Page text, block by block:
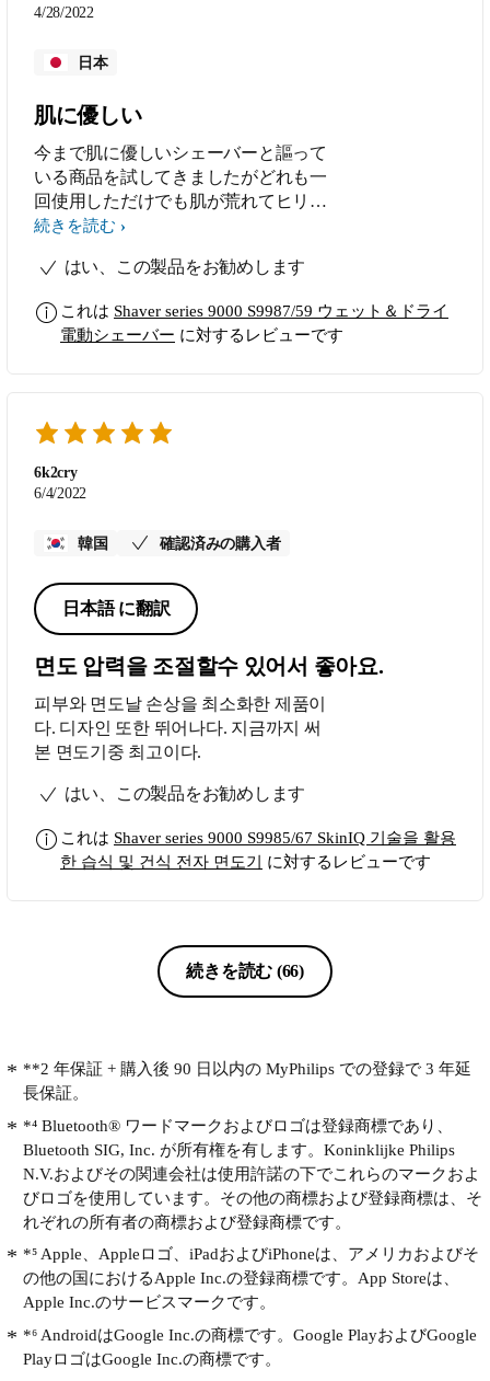
だ商品だが、私も誰かにお勧めした
4/28/2022
日本
肌に優しい
今まで肌に優しいシェーバーと謳って
いる商品を試してきましたがどれも一
回使用しただけでも肌が荒れてヒリヒ
リ。この商品を購入して一回でとても
分の剃り方のアドバイスが受けられと
続きを読む
はい、この製品をお勧めします
これは Shaver series 9000 S9987/59 ウェット＆ドライ
電動シェーバー に対するレビューです
6k2cry
6/4/2022
韓国 確認済みの購入者
日本語 に翻訳
면도 압력을 조절할수 있어서 좋아요.
피부와 면도날 손상을 최소화한 제품이
다. 디자인 또한 뛰어나다. 지금까지 써
본 면도기중 최고이다.
はい、この製品をお勧めします
これは Shaver series 9000 S9985/67 SkinIQ 기술을 활용
한 습식 및 건식 전자 면도기
に対するレビューです
続きを読む (66)
**2 年保証 + 購入後 90 日以内の MyPhilips での登録で 3 年延
長保証。
*⁴ Bluetooth® ワードマークおよびロゴは登録商標であり、
Bluetooth SIG, Inc. が所有権を有します。Koninklijke Philips
N.V.およびその関連会社は使用許諾の下でこれらのマークおよ
びロゴを使用しています。その他の商標および登録商標は、そ
れぞれの所有者の商標および登録商標です。
*⁵ Apple、Appleロゴ、iPadおよびiPhoneは、アメリカおよびそ
の他の国におけるApple Inc.の登録商標です。App Storeは、
Apple Inc.のサービスマークです。
*⁶ AndroidはGoogle Inc.の商標です。Google PlayおよびGoogle
PlayロゴはGoogle Inc.の商標です。